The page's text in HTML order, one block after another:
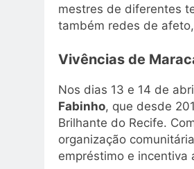
mestres de diferentes
também redes de
Vivências de
Nos dias 13 e 14 de
Fabinho, que desde
Brilhante do Recife.
organização
empréstimo e incentiva